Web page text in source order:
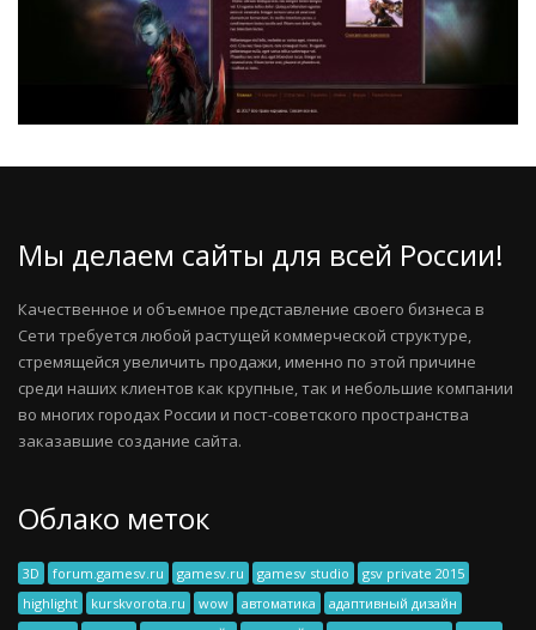
Мы делаем сайты для всей России!
Качественное и объемное представление своего бизнеса в
Сети требуется любой растущей коммерческой структуре,
стремящейся увеличить продажи, именно по этой причине
среди наших клиентов как крупные, так и небольшие компании
во многих городах России и пост-советского пространства
заказавшие создание сайта.
Облако меток
3D forum.gamesv.ru gamesv.ru gamesv studio
gsv private 2015
highlight
kurskvorota.ru wow автоматика
адаптивный дизайн